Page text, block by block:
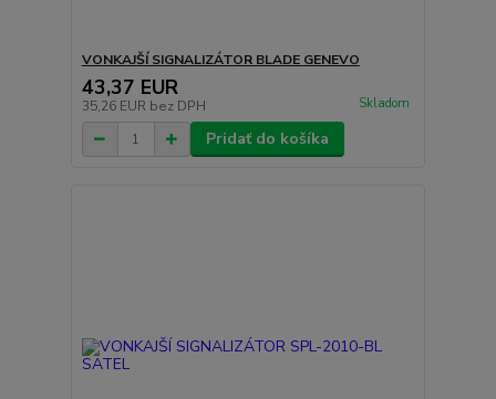
VONKAJŠÍ SIGNALIZÁTOR BLADE GENEVO
43,37 EUR
35,26 EUR bez DPH Skladom
Pridať do košíka